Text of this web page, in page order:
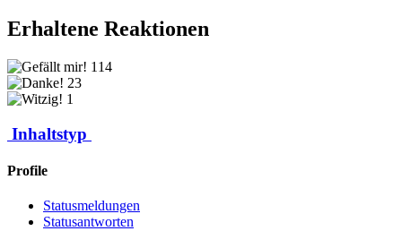
Erhaltene Reaktionen
114
23
1
Inhaltstyp
Profile
Statusmeldungen
Statusantworten